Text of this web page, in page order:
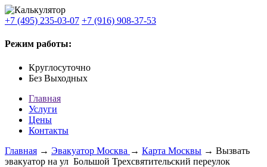
+7 (495) 235-03-07 +7 (916) 908-37-53
Режим работы:
Круглосуточно
Без Выходных
Главная
Услуги
Цены
Контакты
Главная → Эвакуатор Москва → Карта Москвы → Вызвать
эвакуатор на ул Большой Трехсвятительский переулок